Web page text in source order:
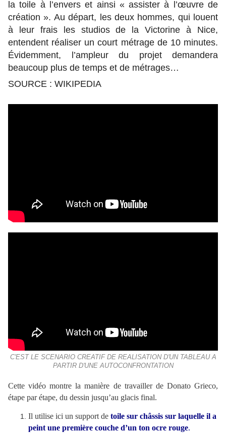
la toile à l’envers et ainsi « assister à l’œuvre de
création ». Au départ, les deux hommes, qui louent
à leur frais les studios de la Victorine à Nice,
entendent réaliser un court métrage de 10 minutes.
Évidemment, l’ampleur du projet demandera
beaucoup plus de temps et de métrages…
SOURCE : WIKIPEDIA
C'EST LE SCENARIO CREATIF DE REALISATION D'UN TABLEAU A
PARTIR D'UNE AUTOCONFRONTATION
Cette vidéo montre la manière de travailler de Donato Grieco,
étape par étape, du dessin jusqu’au glacis final.
Il utilise ici un support de toile sur châssis sur laquelle il a
peint une première couche d’un ton ocre rouge.